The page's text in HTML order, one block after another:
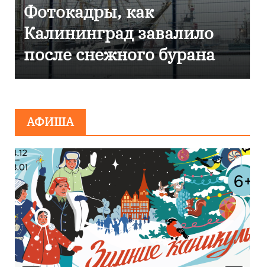
Фоторепортаж как в
Калининграде
эвакуировали ТЦ из-
сообщения о
АФИША